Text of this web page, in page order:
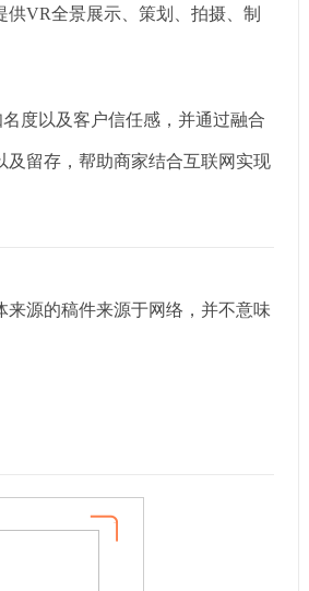
VR全景展示、策划、拍摄、制
度以及客户信任感，并通过融合
留存，帮助商家结合互联网实现
源的稿件来源于网络，并不意味